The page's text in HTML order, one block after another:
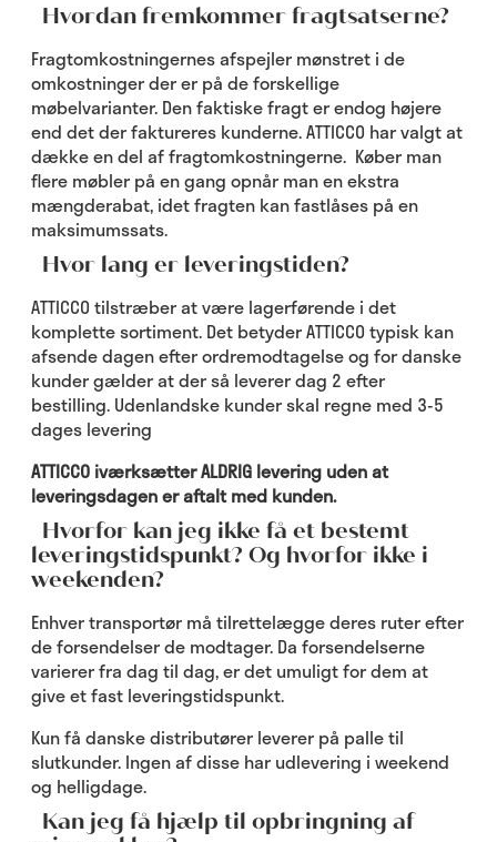
Hvordan fremkommer fragtsatserne?
Fragtomkostningernes afspejler mønstret i de
omkostninger der er på de forskellige
møbelvarianter. Den faktiske fragt er endog højere
end det der faktureres kunderne. ATTICCO har valgt at
dække en del af fragtomkostningerne. Køber man
flere møbler på en gang opnår man en ekstra
mængderabat, idet fragten kan fastlåses på en
maksimumssats.
Hvor lang er leveringstiden?
ATTICCO tilstræber at være lagerførende i det
komplette sortiment. Det betyder ATTICCO typisk kan
afsende dagen efter ordremodtagelse og for danske
kunder gælder at der så leverer dag 2 efter
bestilling. Udenlandske kunder skal regne med 3-5
dages levering
ATTICCO iværksætter ALDRIG levering uden at
leveringsdagen er aftalt med kunden.
Hvorfor kan jeg ikke få et bestemt
leveringstidspunkt? Og hvorfor ikke i
weekenden?
Enhver transportør må tilrettelægge deres ruter efter
de forsendelser de modtager. Da forsendelserne
varierer fra dag til dag, er det umuligt for dem at
give et fast leveringstidspunkt.
Kun få danske distributører leverer på palle til
slutkunder. Ingen af disse har udlevering i weekend
og helligdage.
Kan jeg få hjælp til opbringning af